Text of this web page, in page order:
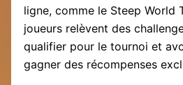
ligne, comme le Steep World
joueurs relèvent des
qualifier pour le tournoi et
gagner des récompenses